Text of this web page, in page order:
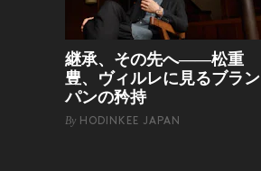
継承、その先へ——松重
豊、ヴィルレに見るブラン
パンの矜持
By HODINKEE JAPAN